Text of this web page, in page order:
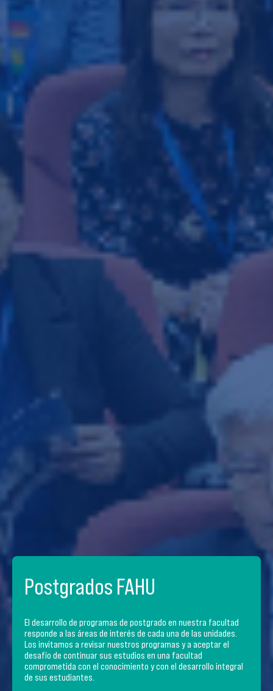
Postgrados FAHU
El desarrollo de programas de postgrado en nuestra facultad
responde a las áreas de interés de cada una de las unidades.
Los invitamos a revisar nuestros programas y a aceptar el
desafío de continuar sus estudios en una facultad
comprometida con el conocimiento y con el desarrollo integral
de sus estudiantes.